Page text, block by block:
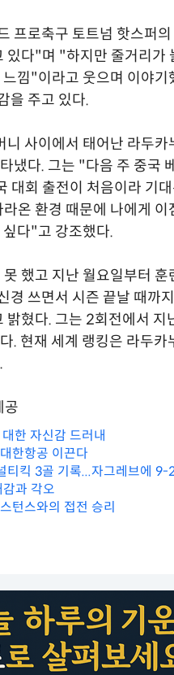
프로축구 토트넘 핫스퍼
있다"며 "하지만 줄거리가
낌"이라고 웃으며 이야기
을 주고 있다.
사이에서 태어난 라두카
냈다. 그는 "다음 주 중국
대회 출전이 처음이라 기
온 환경 때문에 나에게 이
다"고 강조했다.
했고 지난 월요일부터
경 쓰면서 시즌 끝날 때까
혔다. 그는 2회전에서 지
. 현재 세계 랭킹은 라두
공
한 자신감 드러내
한항공 이끈다
티킥 3골 기록...자그레브에 9-
과 각오
턴스와의 접전 승리